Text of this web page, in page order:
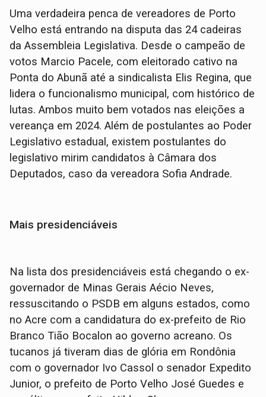
Uma verdadeira penca de vereadores de Porto
Velho está entrando na disputa das 24 cadeiras
da Assembleia Legislativa. Desde o campeão de
votos Marcio Pacele, com eleitorado cativo na
Ponta do Abunã até a sindicalista Elis Regina, que
lidera o funcionalismo municipal, com histórico de
lutas. Ambos muito bem votados nas eleições a
vereança em 2024. Além de postulantes ao Poder
Legislativo estadual, existem postulantes do
legislativo mirim candidatos à Câmara dos
Deputados, caso da vereadora Sofia Andrade.
Mais presidenciáveis
Na lista dos presidenciáveis está chegando o ex-
governador de Minas Gerais Aécio Neves,
ressuscitando o PSDB em alguns estados, como
no Acre com a candidatura do ex-prefeito de Rio
Branco Tião Bocalon ao governo acreano. Os
tucanos já tiveram dias de glória em Rondônia
com o governador Ivo Cassol o senador Expedito
Junior, o prefeito de Porto Velho José Guedes e